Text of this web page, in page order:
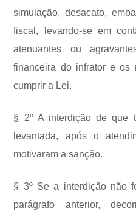
simulação, desacato,
fiscal, levando-se em
atenuantes ou
financeira do infrator e os
cumprir a Lei.
§ 2º A interdição de que
levantada, após o
motivaram a sanção.
§ 3º Se a interdição não
parágrafo anterior,